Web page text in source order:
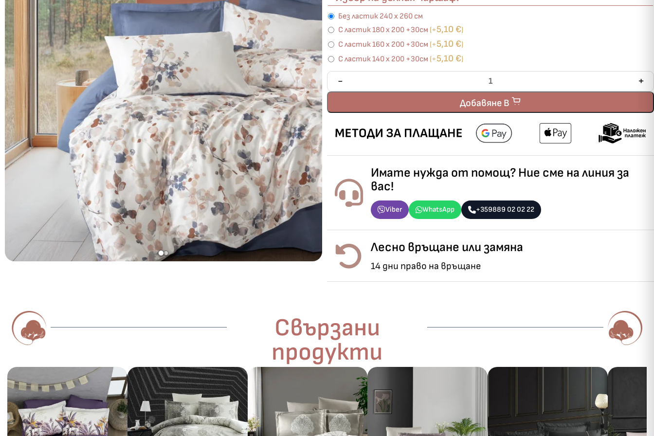
Без ластик 240 х 260 см
С ластик 180 х 200 +30см (+5,10 €)
С ластик 160 х 200 +30см (+5,10 €)
С ластик 140 х 200 +30см (+5,10 €)
Добавяне В
Имате нужда от помощ? Ние сме на линия за
вас!
Viber WhatsApp +359889 02 02 22
Лесно връщане или замяна
14 дни право на връщане
Свързани
продукти